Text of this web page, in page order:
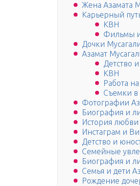
Жена Азамата
Карьерный
КВН
Фильмы
Дочки
Азамат
Детство
КВН
Работа
Съемки в
Фотографии
Биография и
История любви
Инстаграм и
Детство и
Семейные
Биография и
Семья и дети
Рождение